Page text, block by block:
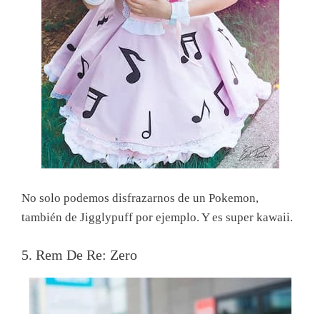
No solo podemos disfrazarnos de un Pokemon,
también de Jigglypuff por ejemplo. Y es super kawaii.
5. Rem De Re: Zero